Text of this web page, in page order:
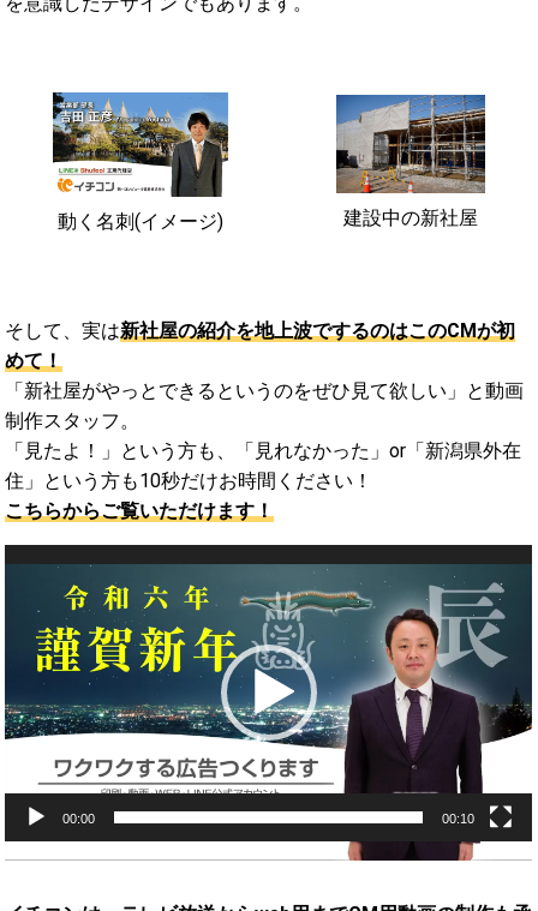
動く名刺(イメージ) 建設中の新社屋
そして、実は新社屋の紹介を地上波でするのはこのCMが初
めて！
「新社屋がやっとできるというのをぜひ見て欲しい」と動画
制作スタッフ。
「見たよ！」という方も、「見れなかった」or「新潟県外在
住」という方も10秒だけお時間ください！
こちらからご覧いただけます！
動
ヤ
00:00 00:10